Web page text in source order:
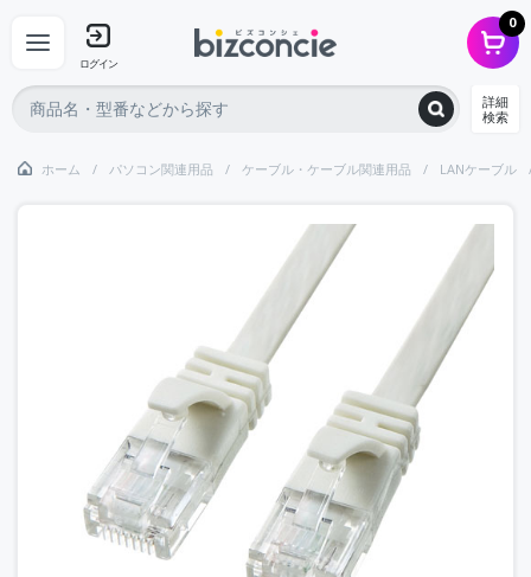
ログイン
0
詳細
検索
ホーム パソコン関連用品 ケーブル・ケーブル関連用品 LANケーブル